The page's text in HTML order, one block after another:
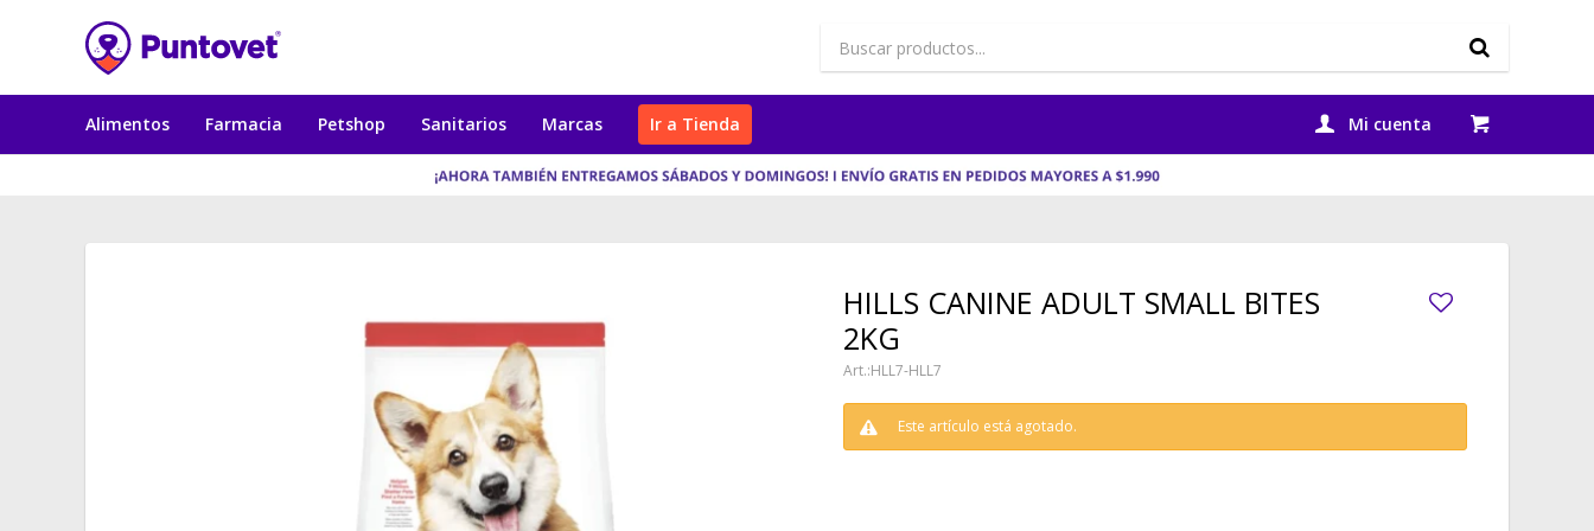
Alimentos Farmacia Petshop Sanitarios Marcas Ir a Tienda
HILLS CANINE ADULT SMALL BITES
2KG
HLL7-HLL7
Este artículo está agotado.